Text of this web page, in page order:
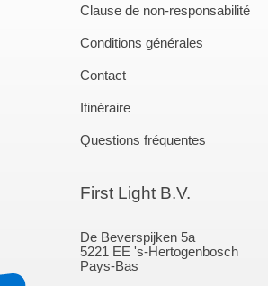
Clause de non-responsabilité
Conditions générales
Contact
Itinéraire
Questions fréquentes
First Light B.V.
De Beverspijken 5a
5221 EE 's-Hertogenbosch
Pays-Bas